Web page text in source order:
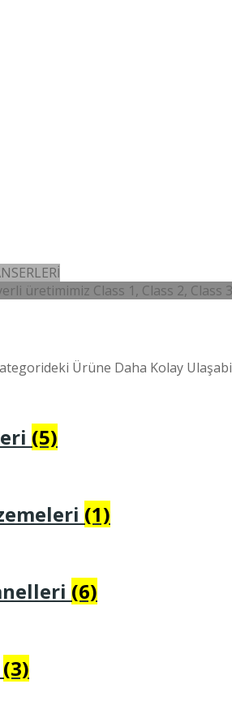
üretimimiz Class 1, Class 2,
Ürüne Daha Kolay
(5)
(1)
(6)
(3)